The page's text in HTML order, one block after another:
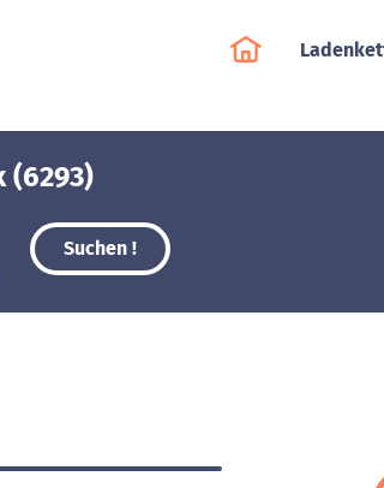
(6293)
Suchen !